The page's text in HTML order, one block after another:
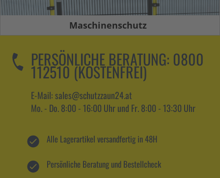
Maschinenschutz
PERSÖNLICHE BERATUNG: 0800
112510 (KOSTENFREI)
E-Mail: sales@schutzzaun24.at
Mo. - Do. 8:00 - 16:00 Uhr und Fr. 8:00 - 13:30 Uhr
Alle Lagerartikel versandfertig in 48H
Persönliche Beratung und Bestellcheck